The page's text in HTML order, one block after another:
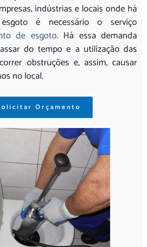
indústrias e locais onde há
é necessário o serviço
de esgoto. Há essa demanda
do tempo e a utilização das
obstruções e, assim, causar
no local.
Orçamento